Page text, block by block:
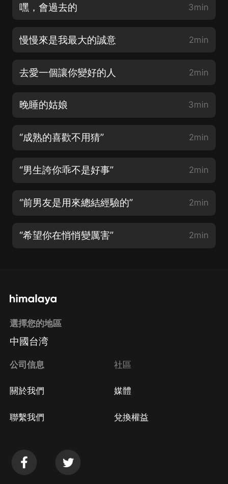
嘿，會過去的 3min
慢慢來是我最大的誠意 2min
去愛一個讓你變好的人 2min
晚睡的姑娘 3min
“成熟的喜歡不用猜” 2min
“男生誇你乖不是好事” 2min
“前男友是用來總結經驗的” 2min
“希望你在悄悄變厲害” 2min
選擇您的地區
中國台湾
公司信息
關於我們
聯繫我們
社區
媒體
兌換權益